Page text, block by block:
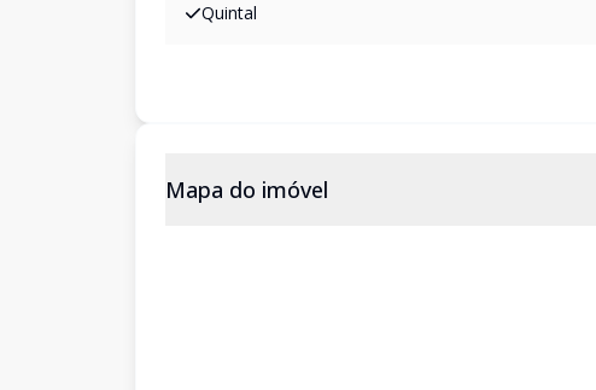
Quintal
Mapa do imóvel